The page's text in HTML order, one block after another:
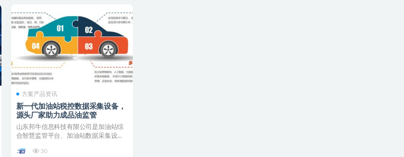
方案产品资讯
新一代加油站税控数据采集设备，
源头厂家助力成品油监管
山东邦牛信息科技有限公司是加油站综
合智慧监管平台、加油站数据采集设备
30